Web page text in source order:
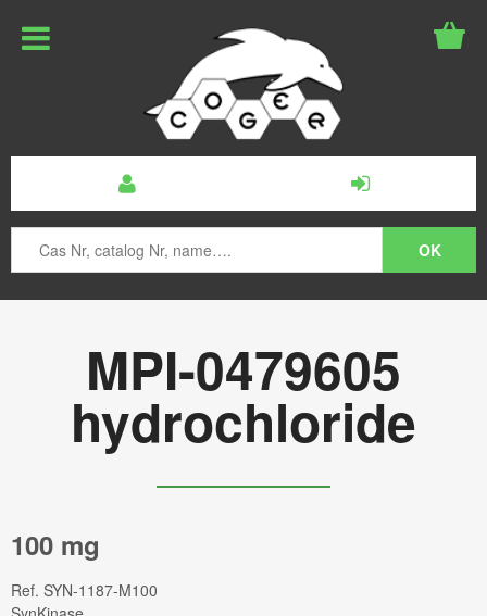
MPI-0479605
hydrochloride
100 mg
Ref. SYN-1187-M100